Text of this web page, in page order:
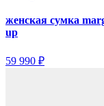
женская сумка
up
59 990 ₽